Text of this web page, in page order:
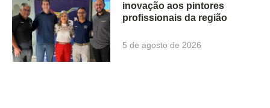
inovação aos pintores
profissionais da região
5 de agosto de 2026